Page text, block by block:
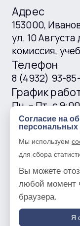
Адрес
153000,
ул. 10
комиссия,
Телефон
8 (4932) 93-
График
Пн. – Пт. с
выходные
E-mail
ivgtk@mail.ru
© 2016 —2026
технический
Политика в
Согласие на
Мы используем
для сбора
Вы можете
любой момент
браузера.
Я